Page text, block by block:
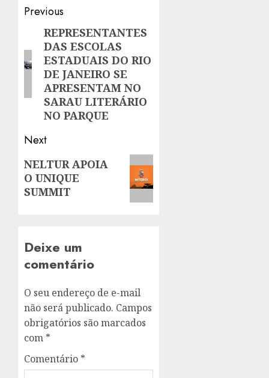
Post
navigation
Previous
Previous
post:
REPRESENTANTES
DAS ESCOLAS
ESTADUAIS DO RIO
DE JANEIRO SE
APRESENTAM NO
SARAU LITERÁRIO
NO PARQUE
Next
Next
post:
NELTUR APOIA
O UNIQUE
SUMMIT
Deixe um
comentário
O seu endereço de e-mail
não será publicado. Campos
obrigatórios são marcados
com *
Comentário *